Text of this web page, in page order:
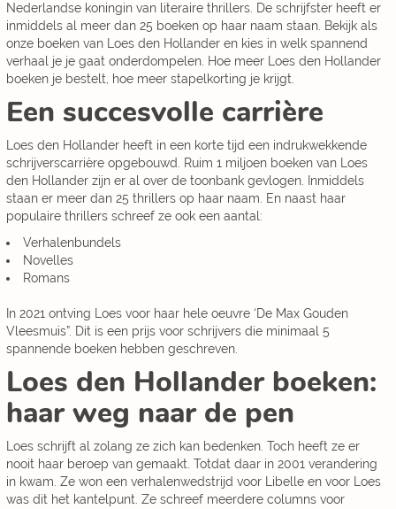
Nederlandse koningin van literaire thrillers. De schrijfster heeft er
inmiddels al meer dan 25 boeken op haar naam staan. Bekijk als
onze boeken van Loes den Hollander en kies in welk spannend
verhaal je je gaat onderdompelen. Hoe meer Loes den Hollander
boeken je bestelt, hoe meer stapelkorting je krijgt.
Een succesvolle carrière
Loes den Hollander heeft in een korte tijd een indrukwekkende
schrijverscarrière opgebouwd. Ruim 1 miljoen boeken van Loes
den Hollander zijn er al over de toonbank gevlogen. Inmiddels
staan er meer dan 25 thrillers op haar naam. En naast haar
populaire thrillers schreef ze ook een aantal:
Verhalenbundels
Novelles
Romans
In 2021 ontving Loes voor haar hele oeuvre ‘De Max Gouden
Vleesmuis”. Dit is een prijs voor schrijvers die minimaal 5
spannende boeken hebben geschreven.
Loes den Hollander boeken:
haar weg naar de pen
Loes schrijft al zolang ze zich kan bedenken. Toch heeft ze er
nooit haar beroep van gemaakt. Totdat daar in 2001 verandering
in kwam. Ze won een verhalenwedstrijd voor Libelle en voor Loes
was dit het kantelpunt. Ze schreef meerdere columns voor